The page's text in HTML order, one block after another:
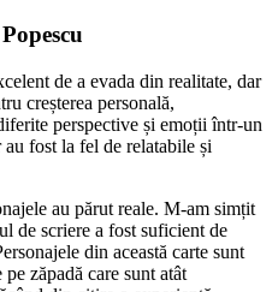
de a evada din realitate, dar
creșterea personală,
perspective și emoții într-un
fost la fel de relatabile și
au părut reale. M-am simțit
de scriere a fost suficient de
din această carte sunt
zăpadă care sunt atât